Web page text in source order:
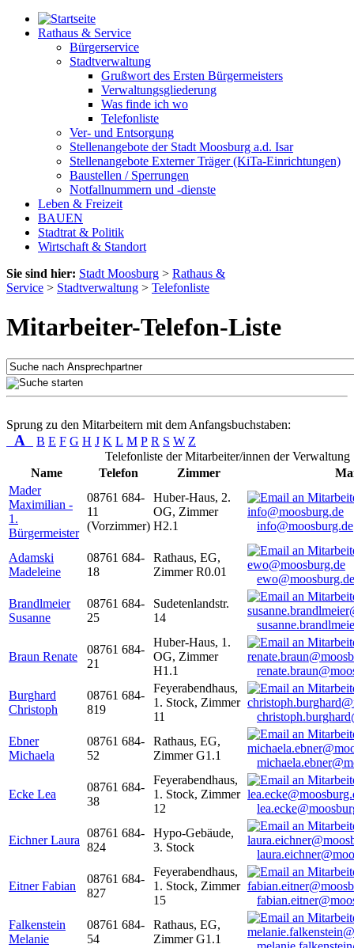
Rathaus & Service
Bürgerservice
Stadtverwaltung
Grußwort des Ersten Bürgermeisters
Verwaltungsgliederung
Was finde ich wo
Telefonliste
Ver- und Entsorgung
Stellenangebote der Stadt Moosburg a.d. Isar
Stellenangebote Externer Träger (KiTa-Einrichtungen)
Baustellen / Sperrungen
Notfallnummern und -dienste
Leben & Freizeit
BAUEN
Stadtrat & Politik
Wirtschaft & Standort
Sie sind hier: Stadt Moosburg > Rathaus &
Service > Stadtverwaltung > Telefonliste
Mitarbeiter-Telefon-Liste
Sprung zu den Mitarbeitern mit dem Anfangsbuchstaben:
A B E F G H J K L M P R S W Z
Telefonliste der Mitarbeiter/innen der Verwaltung
Name
Telefon Zimmer
Mader
Maximilian -
1.
Bürgermeister
08761 684-
11
(Vorzimmer)
Huber-Haus, 2.
OG, Zimmer
H2.1
info@moosburg.de
Adamski
Madeleine
08761 684-
18
Rathaus, EG,
Zimmer R0.01
ewo@moosburg.de
Brandlmeier
Susanne
08761 684-
25
Sudetenlandstr.
14
Braun Renate
08761 684-
21
Huber-Haus, 1.
OG, Zimmer
H1.1
Burghard
Christoph
08761 684-
819
Feyerabendhaus,
1. Stock, Zimmer
11
Ebner
Michaela
08761 684-
52
Rathaus, EG,
Zimmer G1.1
Ecke Lea
08761 684-
38
Feyerabendhaus,
1. Stock, Zimmer
12
Eichner Laura
08761 684-
824
Hypo-Gebäude,
3. Stock
Eitner Fabian
08761 684-
827
Feyerabendhaus,
1. Stock, Zimmer
15
Falkenstein
Melanie
08761 684-
54
Rathaus, EG,
Zimmer G1.1